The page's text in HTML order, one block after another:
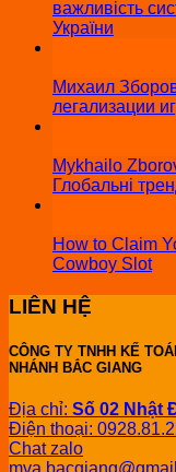
важливість
України
Михаил
легализации
Mykhailo
Глобальні
How to Claim
Cowboy Slot
LIÊN HỆ
CÔNG TY TNHH KẾ
NHÁNH BẮC GIANG
Địa chỉ: Số 02 Nhật
Điện thoại:
Chat zalo